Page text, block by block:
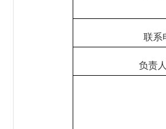
联系
负责人